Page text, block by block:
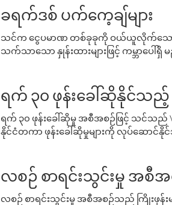
ခရက်ဒစ် ပက်ကေ့ချ်များ
သင်က ငွေပမာဏ တစ်ခုခုကို ဝယ်ယူလိုက်သော
သက်သာသော နှုန်းထားများဖြင့် ကမ္ဘာပေ
ရက် ၃၀ ဖုန်းခေါ်ဆိုနိုင်သည့်
ရက် ၃၀ ဖုန်းခေါ်ဆိုမှု အစီအစဉ်ဖြင့် သင်သည်
နိုင်ငံတကာ ဖုန်းခေါ်ဆိုမှုများကို လုပ်ဆောင်နို
လစဉ် စာရင်းသွင်းမှု အစီအစ
လစဉ် စာရင်းသွင်းမှု အစီအစဉ်သည် ကြိုးဖုန်း